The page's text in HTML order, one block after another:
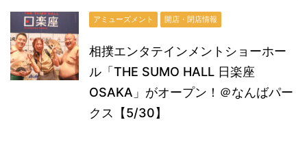
アミューズメント 開店・閉店情報
相撲エンタテインメントショーホー
ル「THE SUMO HALL 日楽座
OSAKA」がオープン！＠なんばパー
クス【5/30】